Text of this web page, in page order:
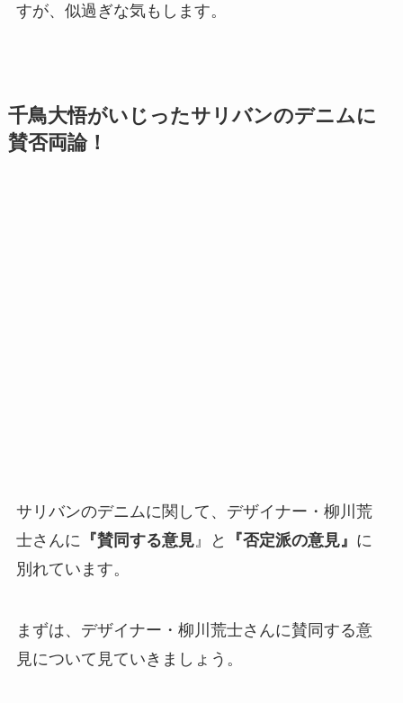
すが、似過ぎな気もします。
千鳥大悟がいじったサリバンのデニムに
賛否両論！
サリバンのデニムに関して、 デザイナー・柳川荒
士さんに 『賛同する意見』と 『否定派の意見』 に
別れています。
まずは、デザイナー・柳川荒士さんに賛同する意
見について見ていきましょう。